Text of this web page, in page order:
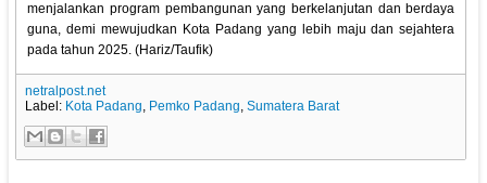
menjalankan program pembangunan yang berkelanjutan dan berdaya
guna, demi mewujudkan Kota Padang yang lebih maju dan sejahtera
pada tahun 2025. (Hariz/Taufik)
netralpost.net
Label: Kota Padang, Pemko Padang,Sumatera Barat